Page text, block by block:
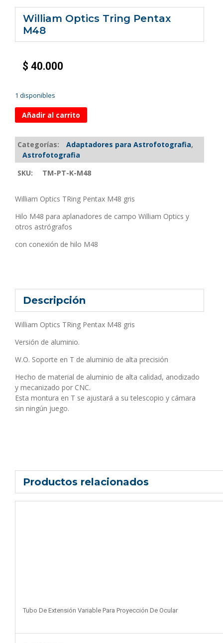
William Optics Tring Pentax
M48
$ 40.000
1 disponibles
Añadir al carrito
Categorías: Adaptadores para Astrofotografia,
Astrofotografia
SKU:
TM-PT-K-M48
William Optics TRing Pentax M48 gris
Hilo M48 para aplanadores de campo William Optics y
otros astrógrafos
con conexión de hilo M48
Descripción
William Optics TRing Pentax M48 gris
Versión de aluminio.
W.O. Soporte en T de aluminio de alta precisión
Hecho de material de aluminio de alta calidad, anodizado
y mecanizado por CNC.
Esta montura en T se ajustará a su telescopio y cámara
sin ningún juego.
Productos relacionados
Tubo De Extensión Variable Para Proyección De Ocular